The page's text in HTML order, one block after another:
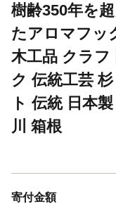
樹齢350年を
たアロマフッ
木工品 クラフ
ク 伝統工芸
ト 伝統 日本
川 箱根
寄付金額